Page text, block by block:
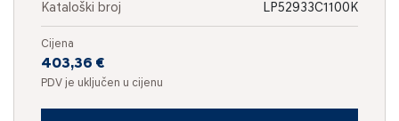
Kataloški broj LP52933C1100K
Cijena
403,36 €
PDV je uključen u cijenu